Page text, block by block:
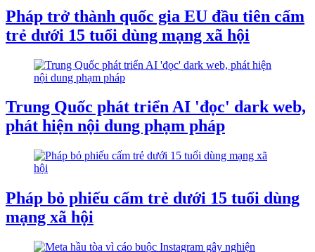
Pháp trở thành quốc gia EU đầu tiên cấm
trẻ dưới 15 tuổi dùng mạng xã hội
Trung Quốc phát triển AI 'đọc' dark web,
phát hiện nội dung phạm pháp
Pháp bỏ phiếu cấm trẻ dưới 15 tuổi dùng
mạng xã hội